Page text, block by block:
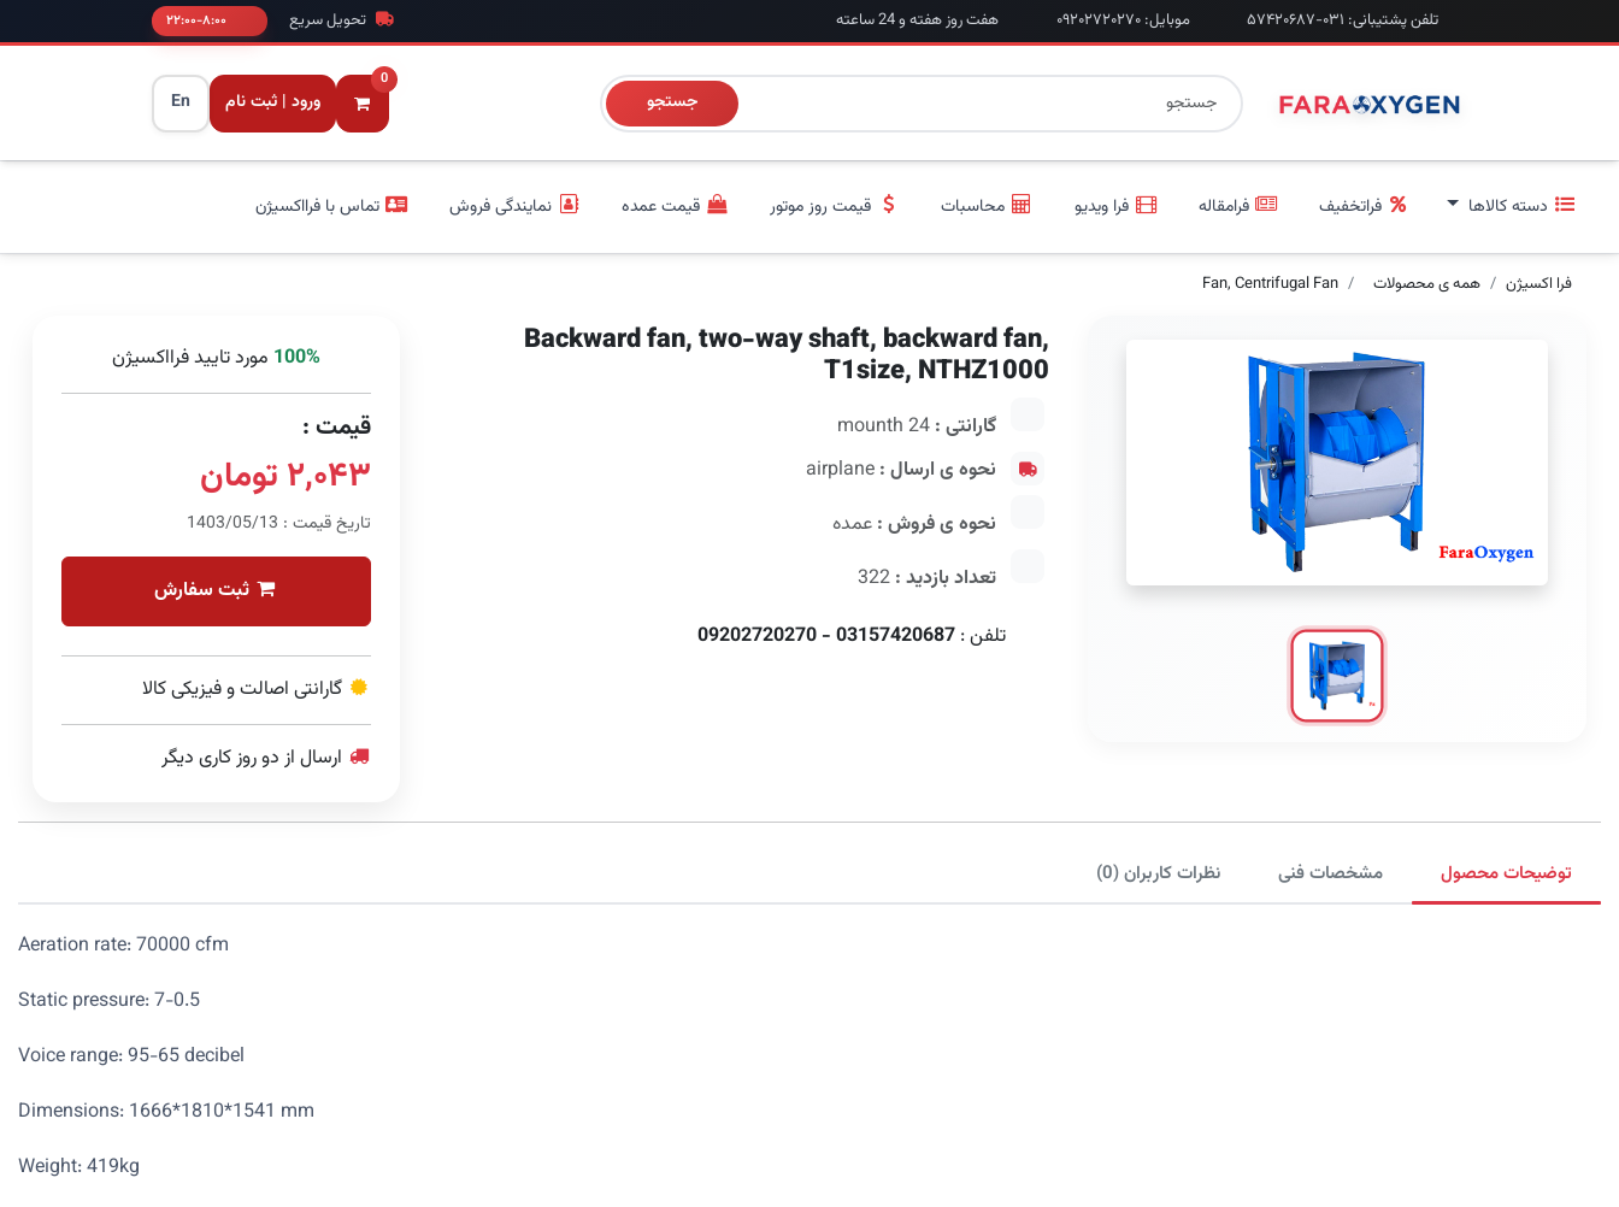
تلفن پشتیبانی: ۰۳۱-۵۷۴۲۰۶۸۷ موبایل: ۰۹۲۰۲۷۲۰۲۷۰ هفت روز هفته و 24 ساعته تحویل سریع
جستجو
0
ورود | ثبت نام En
دسته کالاها فراتخفیف فرامقاله فرا ویدیو محاسبات قیمت روز موتور قیمت عمده نمایندگی فروش تماس با فرااکسیژن
فرا اکسیژن همه ی محصولات Fan, Centrifugal Fan
Backward fan, two-way shaft, backward fan,
T1size, NTHZ1000
گارانتی :
نحوه ی ارسال :
نحوه ی فروش : عمده
تعداد بازدید :
تلفن : 03157420687 - 09202720270
100% مورد تایید فرااکسیژن
قیمت :
۲,۰۴۳ تومان
تاریخ قیمت : 1403/05/13
ثبت سفارش
گارانتی اصالت و فیزیکی کالا
ارسال از دو روز کاری دیگر
توضیحات محصول مشخصات فنی نظرات کاربران (0)
Aeration rate: 70000 cfm
Static pressure: 7-0.5
Voice range: 95-65 decibel
Dimensions: 1666*1810*1541 mm
Weight: 419kg